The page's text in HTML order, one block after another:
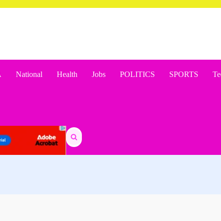
National Health Jobs POLITICS SPORTS
Search
for: